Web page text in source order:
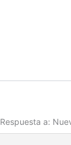
Respuesta a: